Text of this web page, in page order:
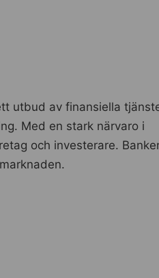
utbud av finansiella
Med en stark närvaro i
och investerare.